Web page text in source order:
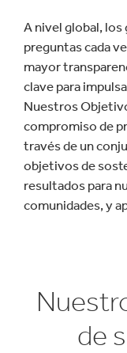
A nivel global,
preguntas cada
mayor
clave para
Nuestros
compromiso de
través de un
objetivos de
resultados para
comunidades, y
de